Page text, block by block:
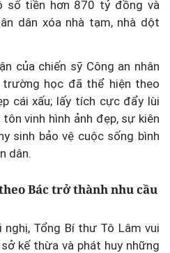
số tiền hơn 870 tỷ đồng và
dân xóa nhà tạm, nhà dột
của chiến sỹ Công an nhân
học đã thể hiện theo
cái xấu; lấy tích cực đẩy lùi
vinh hình ảnh đẹp, sự kiên
sinh bảo vệ cuộc sống bình
dân.
Bác trở thành nhu cầu
Tổng Bí thư Tô Lâm vui
kế thừa và phát huy những